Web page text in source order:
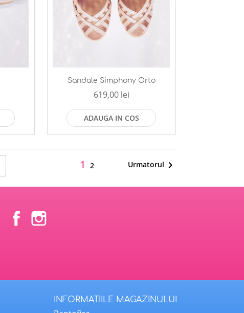
Sandale Simphony Orto
619,00 lei
ADAUGA IN COS
12 Urmatorul 
Facebook
INFORMATIILE MAGAZINULUI